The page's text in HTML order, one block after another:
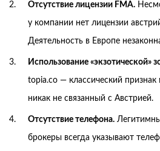
Отсутствие лицензии FMA.
у компании нет лицензии
Деятельность в Европе
Использование «экзотической»
topia.co — классический
никак не связанный с Австрией.
Отсутствие телефона.
брокеры всегда указывают